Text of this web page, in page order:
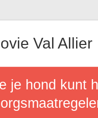
Val Allier
je hond kunt